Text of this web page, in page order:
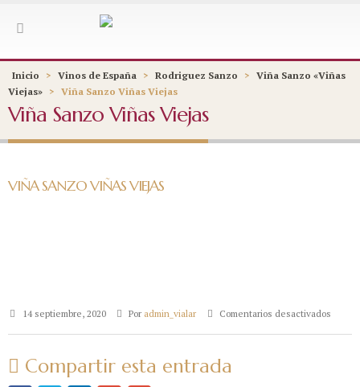
Inicio > Vinos de España > Rodriguez Sanzo > Viña Sanzo «Viñas
Viejas» > Viña Sanzo Viñas Viejas
Viña Sanzo Viñas Viejas
VIÑA SANZO VIÑAS VIEJAS
14 septiembre, 2020 Por admin_vialar Comentarios desactivados
Compartir esta entrada